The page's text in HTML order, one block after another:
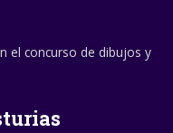
el concurso de dibujos y